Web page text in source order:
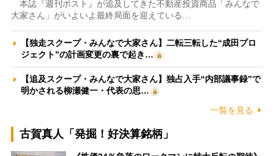
本誌『週刊ポスト』が追及してきた不動産投資商品「みんなで
大家さん」がいよいよ最終局面を迎えている…
【独走スクープ・みんなで大家さん】二転三転した“成田プロ
ジェクト”の計画変更の裏で起き…
【追及スクープ・みんなで大家さん】独占入手“内部議事録”で
明かされる柳瀬健一・代表の思…
一覧を見る
古賀真人「発掘！好決算銘柄」